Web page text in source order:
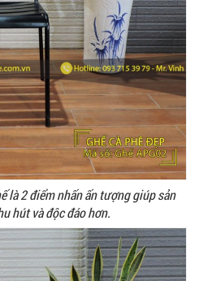
là 2 điểm nhấn ấn tượng giúp sản
hút và độc đáo hơn.